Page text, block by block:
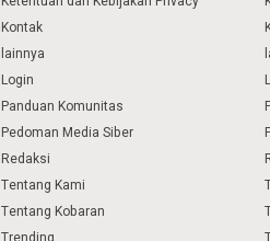
Kontak
lainnya
Login
Panduan Komunitas
Pedoman Media Siber
Redaksi
Tentang Kami
Tentang Kobaran